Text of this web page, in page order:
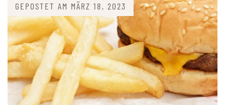
GEPOSTET AM MÄRZ 18, 2023